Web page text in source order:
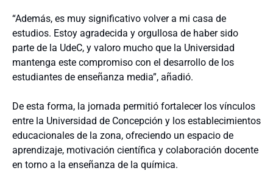
“Además, es muy significativo volver a mi casa de
estudios. Estoy agradecida y orgullosa de haber sido
parte de la UdeC, y valoro mucho que la Universidad
mantenga este compromiso con el desarrollo de los
estudiantes de enseñanza media”, añadió.
De esta forma, la jornada permitió fortalecer los vínculos
entre la Universidad de Concepción y los establecimientos
educacionales de la zona, ofreciendo un espacio de
aprendizaje, motivación científica y colaboración docente
en torno a la enseñanza de la química.